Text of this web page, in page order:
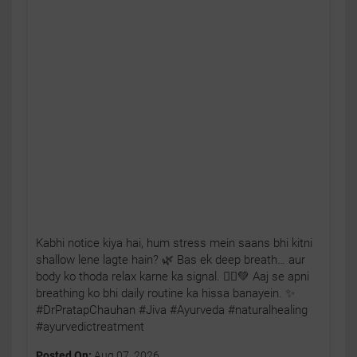
Kabhi notice kiya hai, hum stress mein saans bhi kitni
shallow lene lagte hain? 🌿 Bas ek deep breath… aur
body ko thoda relax karne ka signal. 🧘‍♂️💚 Aaj se apni
breathing ko bhi daily routine ka hissa banayein. ✨
#DrPratapChauhan #Jiva #Ayurveda #naturalhealing
#ayurvedictreatment